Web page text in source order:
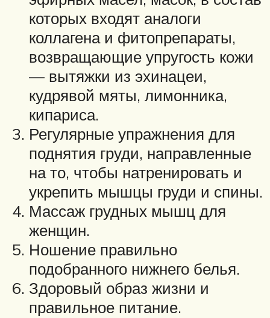
которых входят аналоги
коллагена и фитопрепараты,
возвращающие упругость кожи
— вытяжки из эхинацеи,
кудрявой мяты, лимонника,
кипариса.
Регулярные упражнения для
поднятия груди, направленные
на то, чтобы натренировать и
укрепить мышцы груди и спины.
Массаж грудных мышц для
женщин.
Ношение правильно
подобранного нижнего белья.
Здоровый образ жизни и
правильное питание.